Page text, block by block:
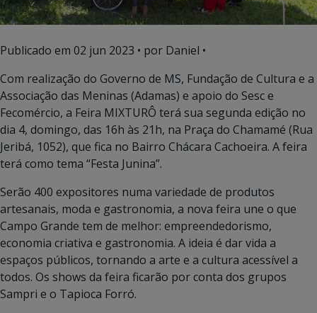
Publicado em 02 jun 2023 • por Daniel •
Com realização do Governo de MS, Fundação de Cultura e a
Associação das Meninas (Adamas) e apoio do Sesc e
Fecomércio, a Feira MIXTURÔ terá sua segunda edição no
dia 4, domingo, das 16h às 21h, na Praça do Chamamé (Rua
Jeribá, 1052), que fica no Bairro Chácara Cachoeira. A feira
terá como tema “Festa Junina”.
Serão 400 expositores numa variedade de produtos
artesanais, moda e gastronomia, a nova feira une o que
Campo Grande tem de melhor: empreendedorismo,
economia criativa e gastronomia. A ideia é dar vida a
espaços públicos, tornando a arte e a cultura acessível a
todos. Os shows da feira ficarão por conta dos grupos
Sampri e o Tapioca Forró.